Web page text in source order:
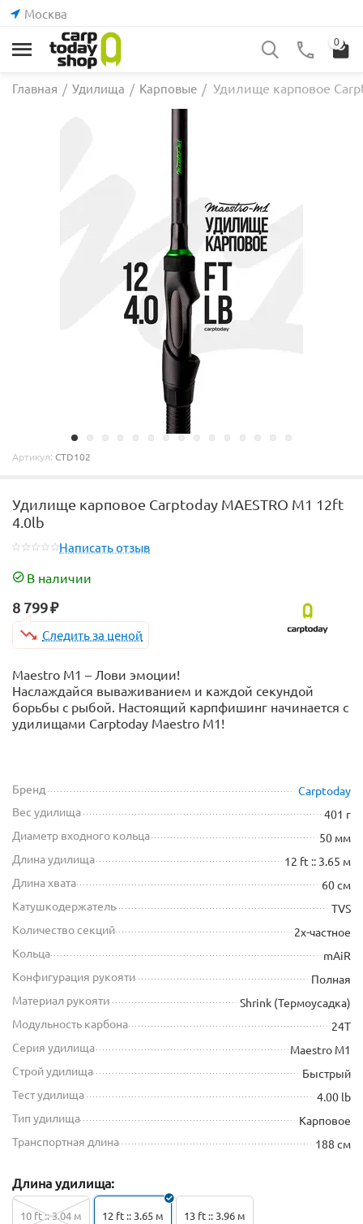
Москва
0
Главная / Удилища / Карповые / Удилище карповое
Артикул: CTD102
Удилище карповое Carptoday MAESTRO M1 12ft
4.0lb
Написать отзыв
В наличии
8 799₽
Следить за ценой
Maestro M1 – Лови эмоции!
Наслаждайся вываживанием и каждой секундой
борьбы с рыбой. Настоящий карпфишинг начинается с
удилищами Carptoday Maestro M1!
Бренд
Carptoday
Вес удилища
401 г
Диаметр входного кольца
50 мм
Длина удилища
12 ft :: 3.65 м
Длина хвата
60 см
Катушкодержатель
TVS
Количество секций
2х-частное
Кольца
mAiR
Конфигурация рукояти
Полная
Материал рукояти
Shrink (Термоусадка)
Модульность карбона
24T
Серия удилища
Maestro M1
Строй удилища
Быстрый
Тест удилища
4.00 lb
Тип удилища
Карповое
Транспортная длина
188 см
Длина удилища:
10 ft :: 3.04 м 12 ft :: 3.65 м 13 ft :: 3.96 м